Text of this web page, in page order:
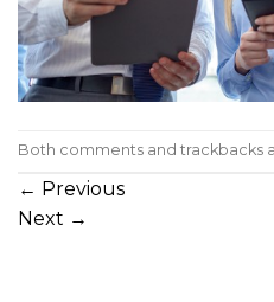
Both comments and trackbacks
← Previous
Next →